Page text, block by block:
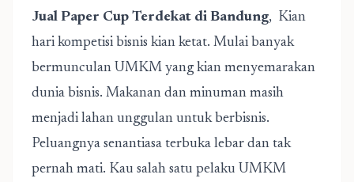
Jual Paper Cup Terdekat di Bandung, Kian
hari kompetisi bisnis kian ketat. Mulai banyak
bermunculan UMKM yang kian menyemarakan
dunia bisnis. Makanan dan minuman masih
menjadi lahan unggulan untuk berbisnis.
Peluangnya senantiasa terbuka lebar dan tak
pernah mati. Kau salah satu pelaku UMKM